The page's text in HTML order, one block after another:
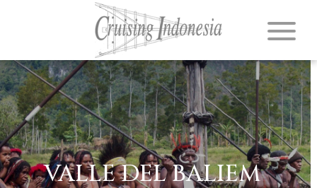
VALLE DEL BALIEM